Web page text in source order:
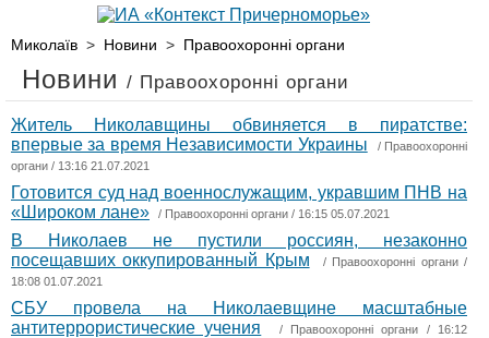
Миколаїв > Новини > Правоохоронні органи
Новини / Правоохоронні органи
Житель Николавщины обвиняется в пиратстве:
впервые за время Независимости Украины
/ Правоохоронні
органи / 13:16 21.07.2021
Готовится суд над военнослужащим, укравшим ПНВ на
«Широком лане»
/ Правоохоронні органи / 16:15 05.07.2021
В Николаев не пустили россиян, незаконно
посещавших оккупированный Крым
/ Правоохоронні органи/
18:08 01.07.2021
СБУ провела на Николаевщине масштабные
антитеррористические учения
/ Правоохоронні органи / 16:12